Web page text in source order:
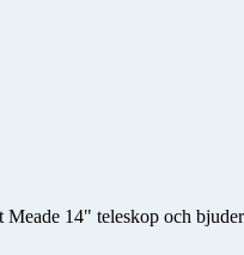
14" teleskop och